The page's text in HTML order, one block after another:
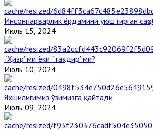
Инсонпарварлик ёрдамини уюштирган
Июль 15, 2024
“Ҳизр”ми ёки “тақдир”ми?
Июль 10, 2024
Яхшилигимиз ўзимизга қайтади
Июль 09, 2024